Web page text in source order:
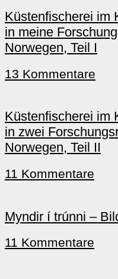
Küstenfischerei im
in meine
Norwegen, Teil I
13 Kommentare
Küstenfischerei im
in zwei
Norwegen, Teil II
11 Kommentare
Myndir í trúnni –
11 Kommentare